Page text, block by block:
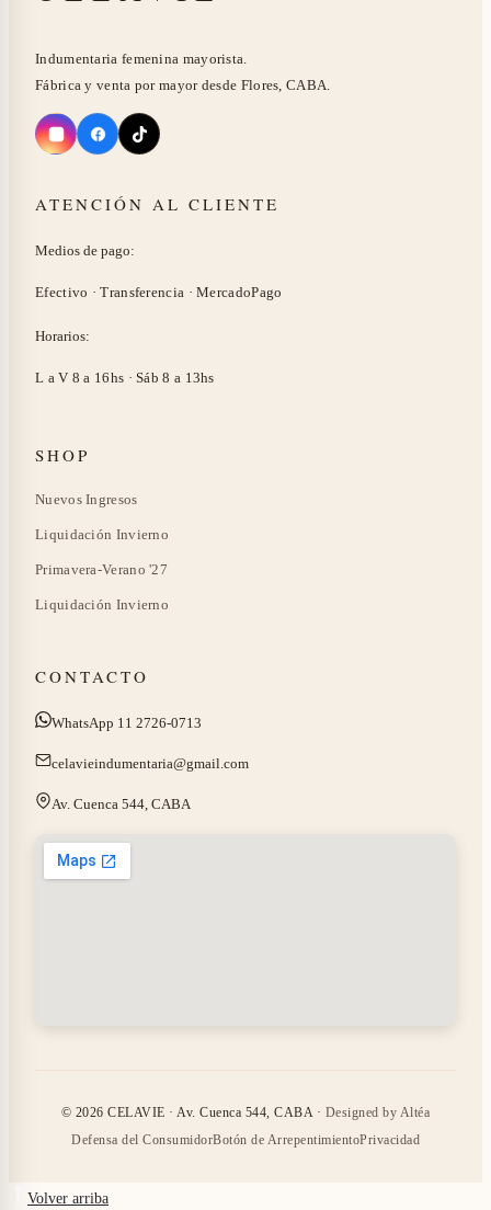
Indumentaria femenina mayorista.
Fábrica y venta por mayor desde Flores, CABA.
ATENCIÓN AL CLIENTE
Medios de pago:
Efectivo · Transferencia · MercadoPago
Horarios:
L a V 8 a 16hs · Sáb 8 a 13hs
SHOP
Nuevos Ingresos
Liquidación Invierno
Primavera-Verano '27
Liquidación Invierno
CONTACTO
WhatsApp 11 2726-0713
celavieindumentaria@gmail.com
Av. Cuenca 544, CABA
© 2026 CELAVIE · Av. Cuenca 544, CABA · Designed by Altéa
Defensa del ConsumidorBotón de ArrepentimientoPrivacidad
Volver arriba